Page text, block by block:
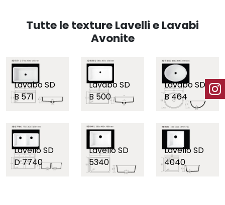
Tutte le texture Lavelli e Lavabi
Avonite
Lavabo SD
B 571
Lavabo SD
B 500
Lavabo SD
B 464
Lavello SD
D 7740
Lavello SD
5340
Lavello SD
4040